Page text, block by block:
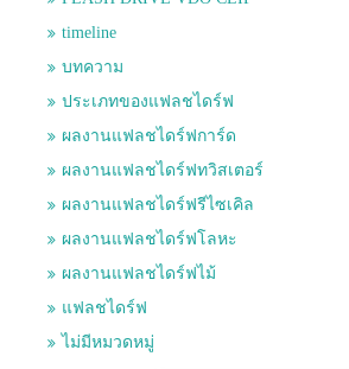
timeline
บทความ
ประเภทของแฟลชไดร์ฟ
ผลงานแฟลชไดร์ฟการ์ด
ผลงานแฟลชไดร์ฟทวิสเตอร์
ผลงานแฟลชไดร์ฟรีไซเคิล
ผลงานแฟลชไดร์ฟโลหะ
ผลงานแฟลชไดร์ฟไม้
แฟลชไดร์ฟ
ไม่มีหมวดหมู่